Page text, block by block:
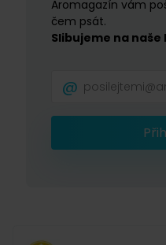
Aromagazín vám
čem psát.
Slibujeme na naše